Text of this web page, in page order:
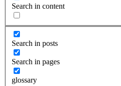
Search in content
Search in posts
Search in pages
glossary